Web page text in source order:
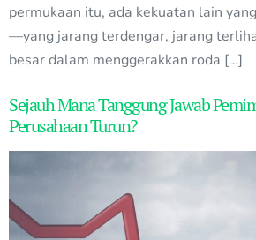
permukaan itu, ada kekuatan lain
—yang jarang terdengar, jarang
besar dalam menggerakkan roda […]
Sejauh Mana Tanggung Jawab
Perusahaan Turun?